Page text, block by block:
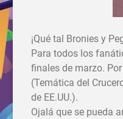
¡Qué tal Bronies y
Para todos los
finales de marzo.
(Temática del
de EE.UU.).
Ojalá que se pueda